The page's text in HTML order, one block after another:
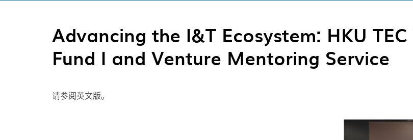
Advancing the I&T Ecosystem: HKU
Fund I and Venture Mentoring Service
请参阅英文版。